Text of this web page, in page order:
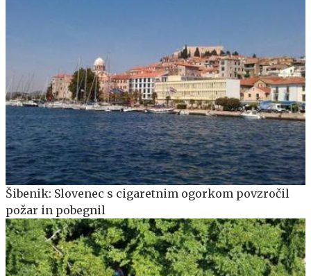
Šibenik: Slovenec s cigaretnim ogorkom povzročil
požar in pobegnil